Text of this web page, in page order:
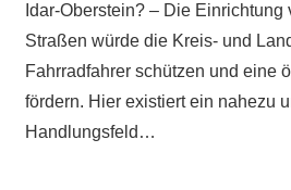
Idar-Oberstein? – Die
Straßen würde die Kreis- und
Fahrradfahrer schützen und eine
fördern. Hier existiert ein nahezu
Handlungsfeld…